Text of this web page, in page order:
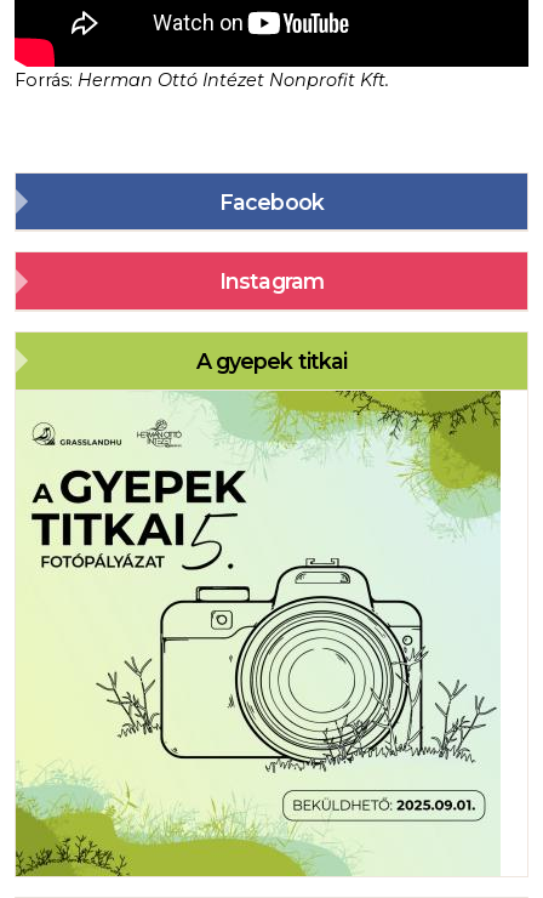
Forrás: Herman Ottó Intézet Nonprofit Kft.
Facebook
Instagram
A gyepek titkai